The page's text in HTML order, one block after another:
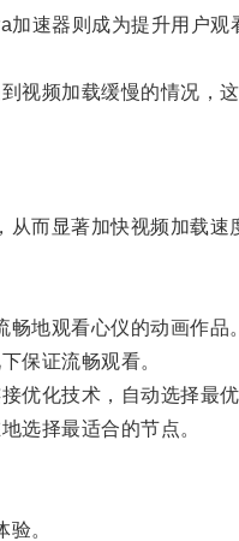
速器则成为提升用户观
频加载缓慢的情况，这
而显著加快视频加载速
地观看心仪的动画作品。
保证流畅观看。
化技术，自动选择最
选择最适合的节点。
。